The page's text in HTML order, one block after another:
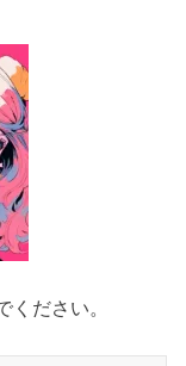
ください。